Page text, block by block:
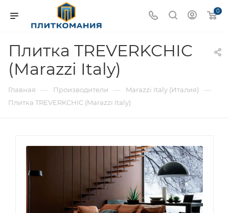
0
Плитка TREVERKCHIC
(Marazzi Italy)
Главная — Производители — Marazzi Italy (Италия) —
Плитка TREVERKCHIC (Marazzi Italy)